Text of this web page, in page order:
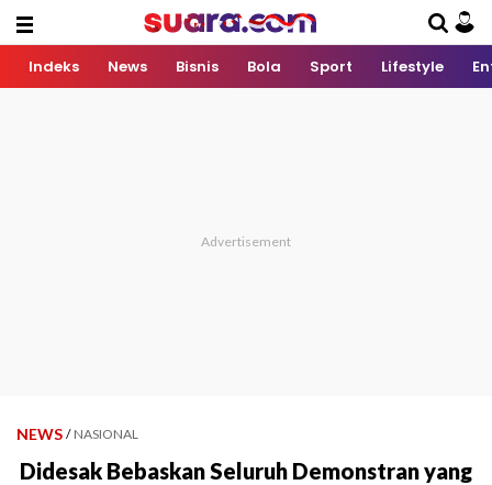
Indeks News Bisnis Bola Sport Lifestyle
NEWS / NASIONAL
Didesak Bebaskan Seluruh Demonstran yang